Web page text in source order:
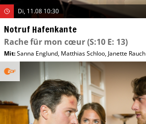
Di, 11.08 10:30
Notruf Hafenkante
Rache für mon cœur(S:10 E: 13)
Mit:Sanna Englund, Matthias Schloo, Janette Rauch